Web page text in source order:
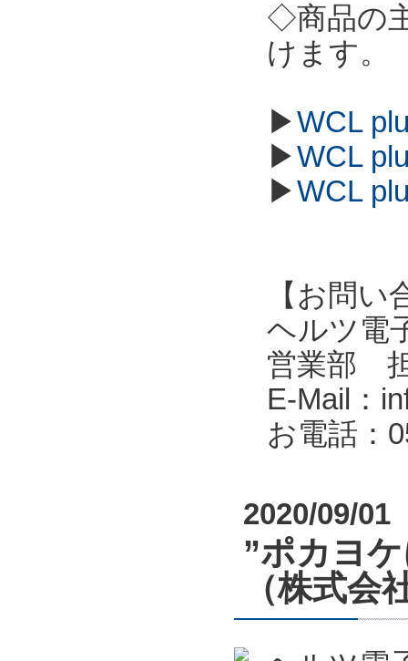
◇商品の
けます。
▶WCL
▶WCL
▶WCL
【お問い
ヘルツ電
営業部
E-Mail：
お電話：
2020/09/01
”ポカヨ
（株式会